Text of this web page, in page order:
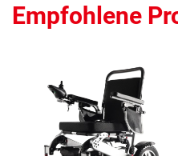
Empfohlene